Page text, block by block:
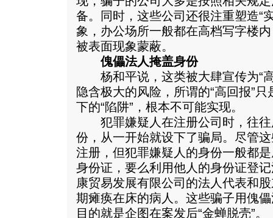
备。同时，这些公司还很注重塑造“
象，办公场所一般都在高档写字楼
被表面现象蒙蔽。
傀儡法人掩盖身份
杨和平说，这类被大肆宣传为“
隐含极大的风险，所谓的“高回报”
下的“陷阱”，根本不可能实现。
犯罪嫌疑人在注册公司时，往往
份，从一开始就设下了骗局。尽管
注册，但犯罪嫌疑人的身份一般都
身份证，要么利用他人的身份证登
康贸易发展有限公司的法人代表和
期瘫痪在床的病人。这些骗子用傀
目的就是企图在案发后“金蝉脱壳”。